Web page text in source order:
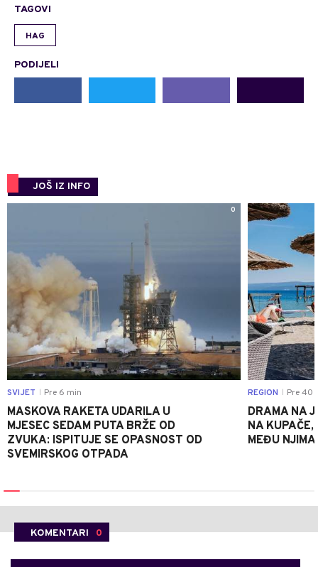
TAGOVI
HAG
PODIJELI
JOŠ IZ INFO
0
SVIJET Pre 6 min
MASKOVA RAKETA UDARILA U
MJESEC SEDAM PUTA BRŽE OD
ZVUKA: ISPITUJE SE OPASNOST OD
SVEMIRSKOG OTPADA
REGION Pre 40
DRAMA NA
NA
MEĐU NJIMA
KOMENTARI 0